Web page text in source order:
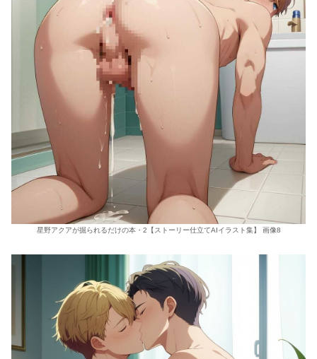
星野アクアが掘られるだけの本・2【ストーリー仕立てAIイラスト集】 画像8